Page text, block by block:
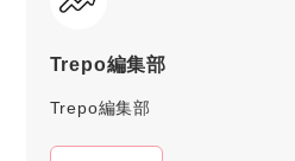
Trepo編集部
Trepo編集部